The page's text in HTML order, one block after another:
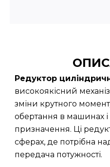
Редуктор
високоякісний
зміни крутного
обертання в машинах і
призначення. Ці
сферах, де потрібна
передача потужності.